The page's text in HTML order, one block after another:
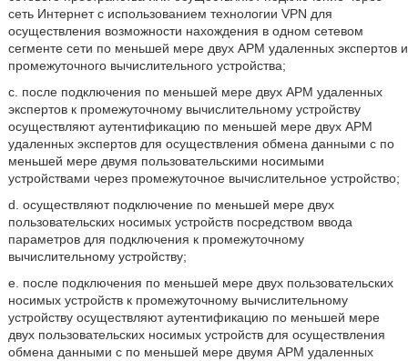
сеть Интернет с использованием технологии VPN для
осуществления возможности нахождения в одном сетевом
сегменте сети по меньшей мере двух АРМ удаленных экспертов и
промежуточного вычислительного устройства;
c. после подключения по меньшей мере двух АРМ удаленных
экспертов к промежуточному вычислительному устройству
осуществляют аутентификацию по меньшей мере двух АРМ
удаленных экспертов для осуществления обмена данными с по
меньшей мере двумя пользовательскими носимыми
устройствами через промежуточное вычислительное устройство;
d. осуществляют подключение по меньшей мере двух
пользовательских носимых устройств посредством ввода
параметров для подключения к промежуточному
вычислительному устройству;
e. после подключения по меньшей мере двух пользовательских
носимых устройств к промежуточному вычислительному
устройству осуществляют аутентификацию по меньшей мере
двух пользовательских носимых устройств для осуществления
обмена данными с по меньшей мере двумя АРМ удаленных